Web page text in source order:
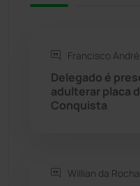
Rio de Contas
Rio do Antônio
Rio do Pires
Francisco
Delegado é
adulterar placa
Conquista
Willian da